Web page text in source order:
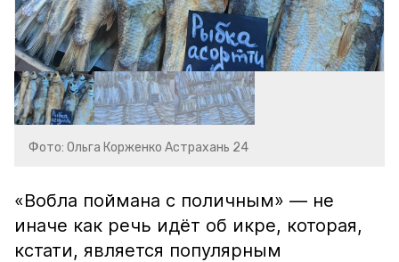
Фото: Ольга Корженко Астрахань 24
«Вобла поймана с поличным» — не
иначе как речь идёт об икре, которая,
кстати, является популярным